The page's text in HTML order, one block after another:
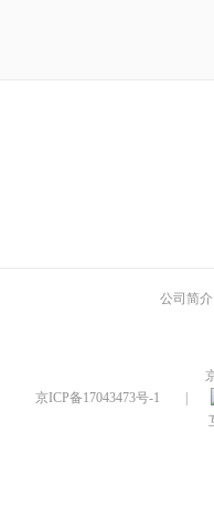
公司简介
京ICP备17043473号-1